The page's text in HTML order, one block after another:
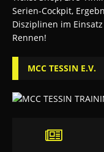
MCC TESSIN E.V.